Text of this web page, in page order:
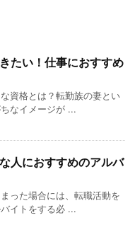
たい！仕事におすすめ
資格とは？転勤族の妻とい
なイメージが ...
人におすすめのアルバ
った場合には、転職活動を
イトをする必 ...